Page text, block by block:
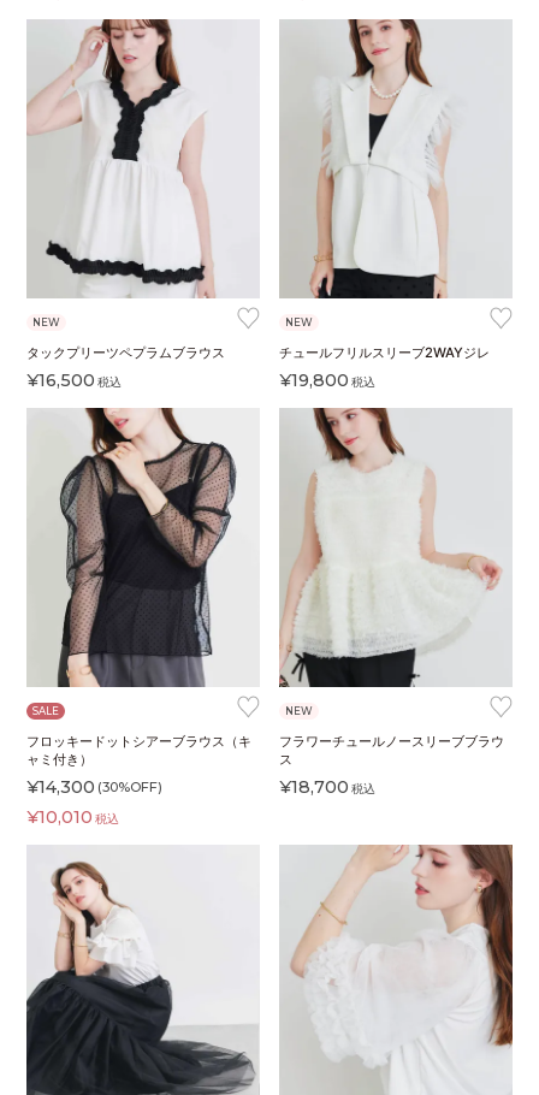
♥
NEW
タックプリーツペプラムブラウス
¥16,500 税込
♥
NEW
チュールフリルスリーブ2WAYジレ
¥19,800 税込
♥
SALE
フロッキードットシアーブラウス（キ
ャミ付き）
¥14,300 (30%OFF)
¥10,010 税込
♥
NEW
フラワーチュールノースリーブブラウ
ス
¥18,700 税込